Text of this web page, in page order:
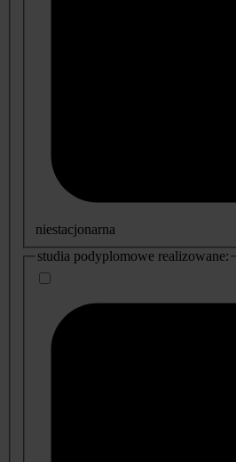
niestacjonarna
studia podyplomowe realizowane: